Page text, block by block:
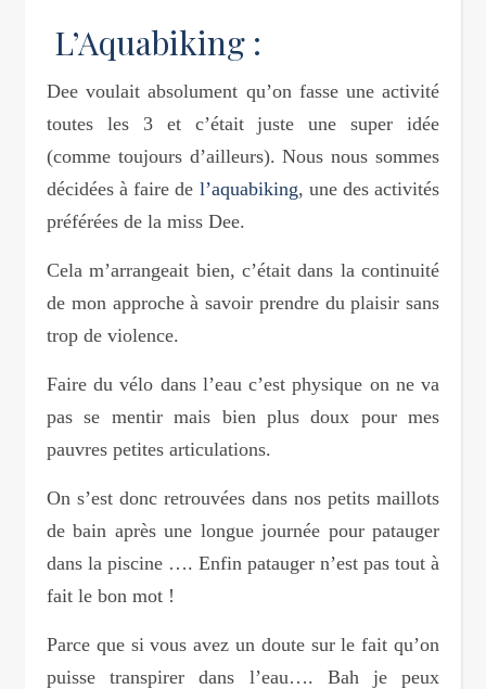
L’Aquabiking :
Dee voulait absolument qu’on fasse une activité
toutes les 3 et c’était juste une super idée
(comme toujours d’ailleurs). Nous nous sommes
décidées à faire de l’aquabiking, une des activités
préférées de la miss Dee.
Cela m’arrangeait bien, c’était dans la continuité
de mon approche à savoir prendre du plaisir sans
trop de violence.
Faire du vélo dans l’eau c’est physique on ne va
pas se mentir mais bien plus doux pour mes
pauvres petites articulations.
On s’est donc retrouvées dans nos petits maillots
de bain après une longue journée pour patauger
dans la piscine …. Enfin patauger n’est pas tout à
fait le bon mot !
Parce que si vous avez un doute sur le fait qu’on
puisse transpirer dans l’eau…. Bah je peux